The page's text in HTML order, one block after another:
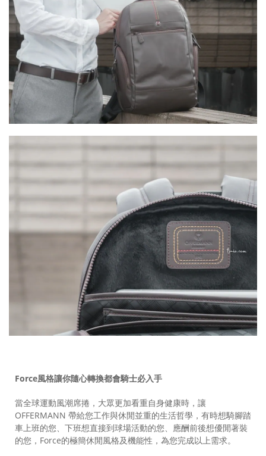
Force風格讓你隨心轉換都會騎士必入手
當全球運動風潮席捲，大眾更加看重自身健康時，讓
OFFERMANN 帶給您工作與休閒並重的生活哲學，有時想騎腳踏
車上班的您、下班想直接到球場活動的您、應酬前後想優閒著裝
的您，Force的極簡休閒風格及機能性，為您完成以上需求。